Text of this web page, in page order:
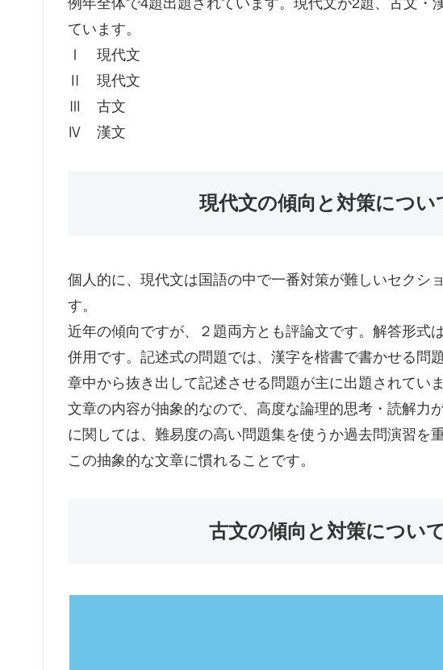
ています。
Ⅰ 現代文
Ⅱ 現代文
Ⅲ 古文
Ⅳ 漢文
現代文の傾向と対策につい
個人的に、現代文は国語の中で一番対策が難しいセクシ
す。
近年の傾向ですが、２題両方とも評論文です。解答形式
併用です。記述式の問題では、漢字を楷書で書かせる問
章中から抜き出して記述させる問題が主に出題されてい
文章の内容が抽象的なので、高度な論理的思考・読解力
に関しては、難易度の高い問題集を使うか過去問演習を
この抽象的な文章に慣れることです。
古文の傾向と対策について